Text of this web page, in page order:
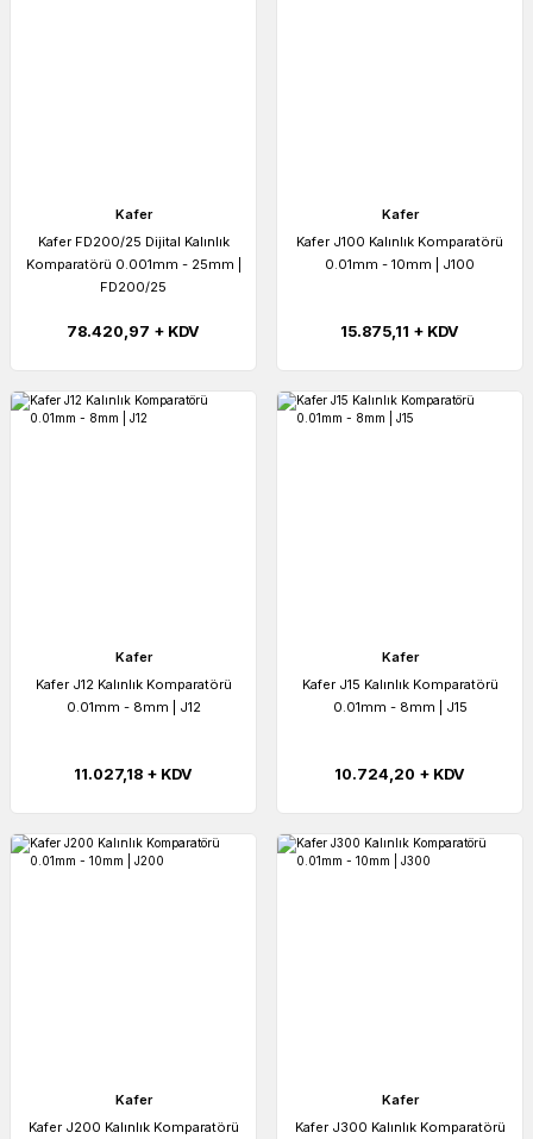
Kafer
Kafer FD200/25 Dijital Kalınlık
Komparatörü 0.001mm - 25mm |
FD200/25
78.420,97 + KDV
Kafer
Kafer J100 Kalınlık Komparatörü
0.01mm - 10mm | J100
15.875,11 + KDV
Kafer
Kafer J12 Kalınlık Komparatörü
0.01mm - 8mm | J12
11.027,18 + KDV
Kafer
Kafer J15 Kalınlık Komparatörü
0.01mm - 8mm | J15
10.724,20 + KDV
Kafer
Kafer J200 Kalınlık Komparatörü
Kafer
Kafer J300 Kalınlık Komparatörü